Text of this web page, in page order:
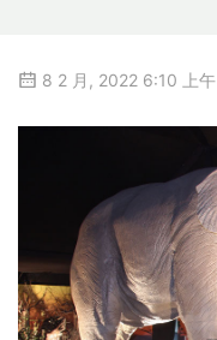
8 2 月, 2022 6:10 上午